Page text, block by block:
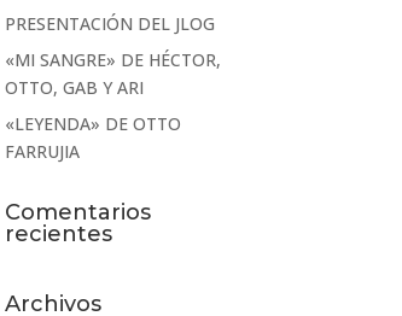
PRESENTACIÓN DEL JLOG
«MI SANGRE» DE HÉCTOR,
OTTO, GAB Y ARI
«LEYENDA» DE OTTO
FARRUJIA
Comentarios
recientes
Archivos